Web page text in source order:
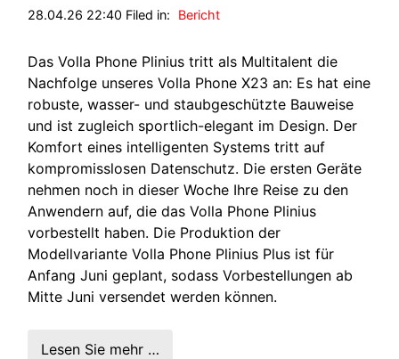
28.04.26 22:40 Filed in: Bericht
Das Volla Phone Plinius tritt als Multitalent die
Nachfolge unseres Volla Phone X23 an: Es hat eine
robuste, wasser- und staubgeschützte Bauweise
und ist zugleich sportlich-elegant im Design. Der
Komfort eines intelligenten Systems tritt auf
kompromisslosen Datenschutz. Die ersten Geräte
nehmen noch in dieser Woche Ihre Reise zu den
Anwendern auf, die das Volla Phone Plinius
vorbestellt haben. Die Produktion der
Modellvariante Volla Phone Plinius Plus ist für
Anfang Juni geplant, sodass Vorbestellungen ab
Mitte Juni versendet werden können.
Lesen Sie mehr …